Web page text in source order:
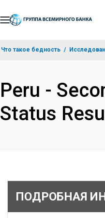
Что такое бедность
Peru -
Status
ПОДРОБНАЯ